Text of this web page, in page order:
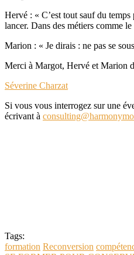
Hervé : « C’est tout sauf du
lancer. Dans des métiers comme
Marion : « Je dirais : ne pas se
Merci à Margot, Hervé et Marion
Séverine Charzat
Si vous vous interrogez sur une
écrivant à
Tags:
formation Reconversion